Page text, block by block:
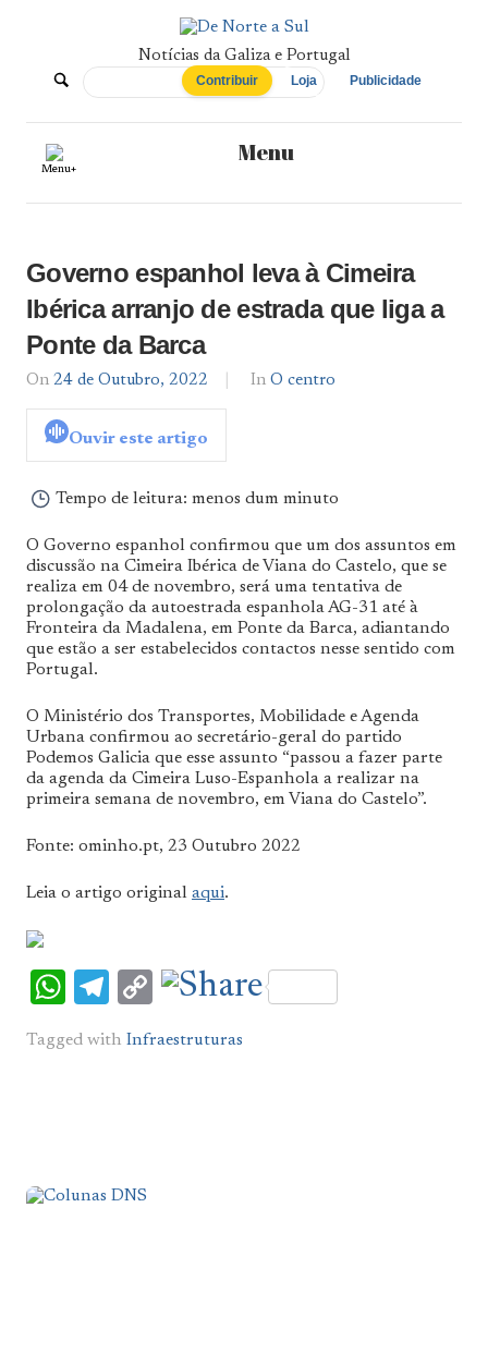
De
Norte
Notícias da Galiza e Portugal
Contribuir Loja Publicidade
Menu
Menu+
Governo espanhol leva à Cimeira
Ibérica arranjo de estrada que liga a
Ponte da Barca
On 24 de Outubro, 2022
By
In O centro
Ouvir este artigo
Tempo de leitura: menos dum minuto
O Governo espanhol confirmou que um dos assuntos em
discussão na Cimeira Ibérica de Viana do Castelo, que se
realiza em 04 de novembro, será uma tentativa de
prolongação da autoestrada espanhola AG-31 até à
Fronteira da Madalena, em Ponte da Barca, adiantando
que estão a ser estabelecidos contactos nesse sentido com
Portugal.
O Ministério dos Transportes, Mobilidade e Agenda
Urbana confirmou ao secretário-geral do partido
Podemos Galicia que esse assunto “passou a fazer parte
da agenda da Cimeira Luso-Espanhola a realizar na
primeira semana de novembro, em Viana do Castelo”.
Fonte: ominho.pt, 23 Outubro 2022
Leia o artigo original aqui.
WhatsApp
Telegram
Copy
Tagged with Infraestruturas